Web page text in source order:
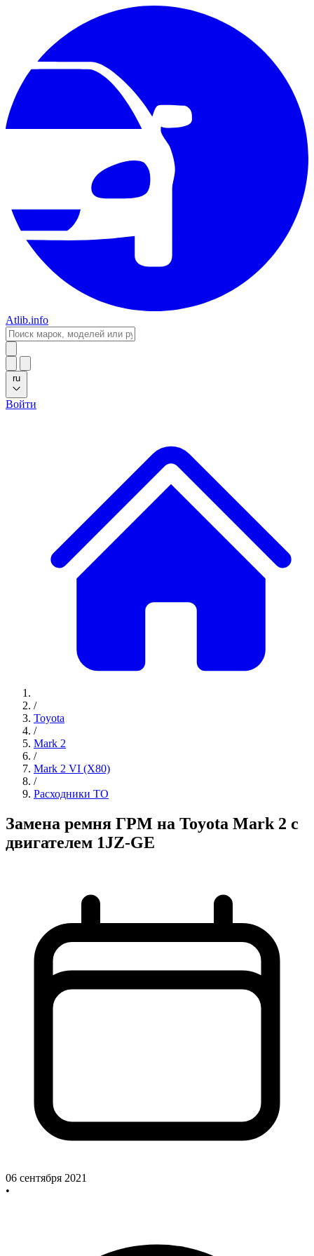
Atlib.info
ru
Войти
/
Toyota
/
Mark 2
/
Mark 2 VI (X80)
/
Расходники ТО
Замена ремня ГРМ на Toyota Mark 2 с
двигателем 1JZ-GE
06 сентября 2021
•